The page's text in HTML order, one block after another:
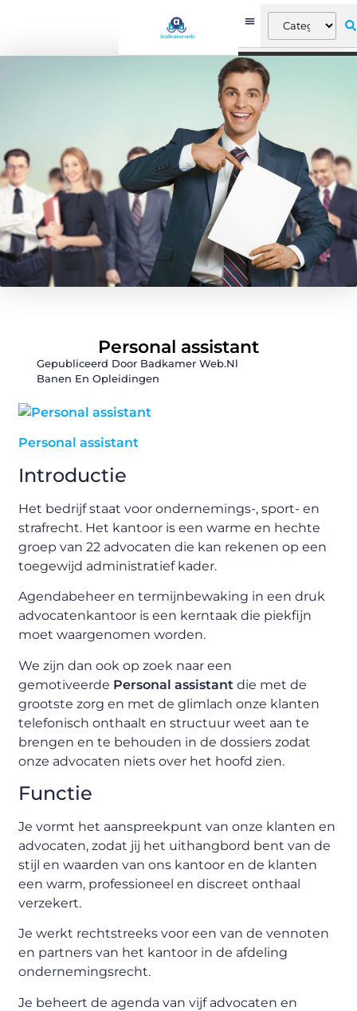
Personal assistant
Gepubliceerd Door Badkamer Web.nl
Banen En Opleidingen
Personal assistant
Introductie
Het bedrijf staat voor ondernemings-, sport- en
strafrecht. Het kantoor is een warme en hechte
groep van 22 advocaten die kan rekenen op een
toegewijd administratief kader.
Agendabeheer en termijnbewaking in een druk
advocatenkantoor is een kerntaak die piekfijn
moet waargenomen worden.
We zijn dan ook op zoek naar een
gemotiveerde Personal assistant die met de
grootste zorg en met de glimlach onze klanten
telefonisch onthaalt en structuur weet aan te
brengen en te behouden in de dossiers zodat
onze advocaten niets over het hoofd zien.
Functie
Je vormt het aanspreekpunt van onze klanten en
advocaten, zodat jij het uithangbord bent van de
stijl en waarden van ons kantoor en de klanten
een warm, professioneel en discreet onthaal
verzekert.
Je werkt rechtstreeks voor een van de vennoten
en partners van het kantoor in de afdeling
ondernemingsrecht.
Je beheert de agenda van vijf advocaten en